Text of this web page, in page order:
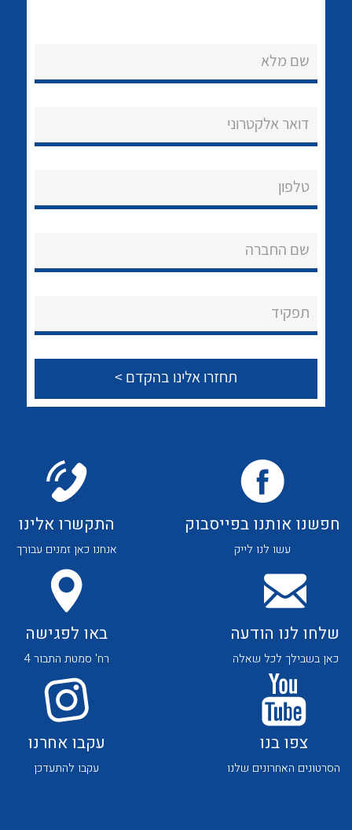
נקודות מכירה
About Ateka Ltd.
צור קשר
לכל מוצרי היצרן
לכל מוצרי היצרן לכל מוצרי היצרן
לכל מוצרי היצרן לכל מוצרי היצרן
לכל מוצרי היצרן לכל מוצרי היצרן
שם מלא
דואר אלקטרוני
טלפון
שם החברה
תפקיד
חפשנו אותנו בפייסבוק
עשו לנו לייק
התקשרו אלינו
אנחנו כאן זמנים עבורך
שלחו לנו הודעה
כאן בשבילך לכל שאלה
באו לפגישה
רח' סמטת התבור 4
צפו בנו
הסרטונים האחרונים שלנו
עקבו אחרנו
עקבו להתעדכן